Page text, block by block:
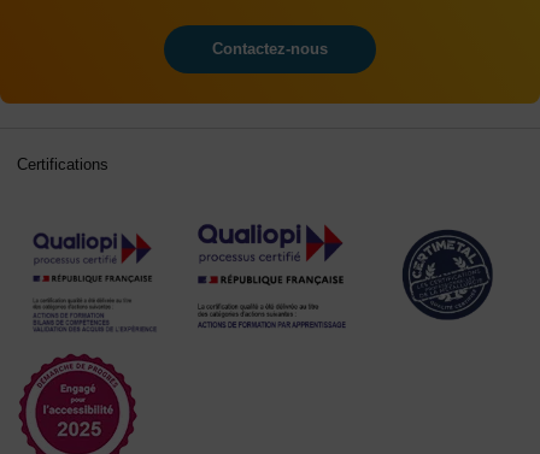
Contactez-nous
Certifications